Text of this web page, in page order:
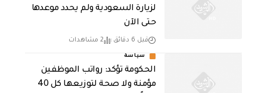
لزيارة السعودية ولم يحدد موعدها
حتى الآن
قبل 6 دقائق 2 مشاهدات
سياسة
الحكومة تؤكد: رواتب الموظفين
مؤمنة ولا صحة لتوزيعها كل 40